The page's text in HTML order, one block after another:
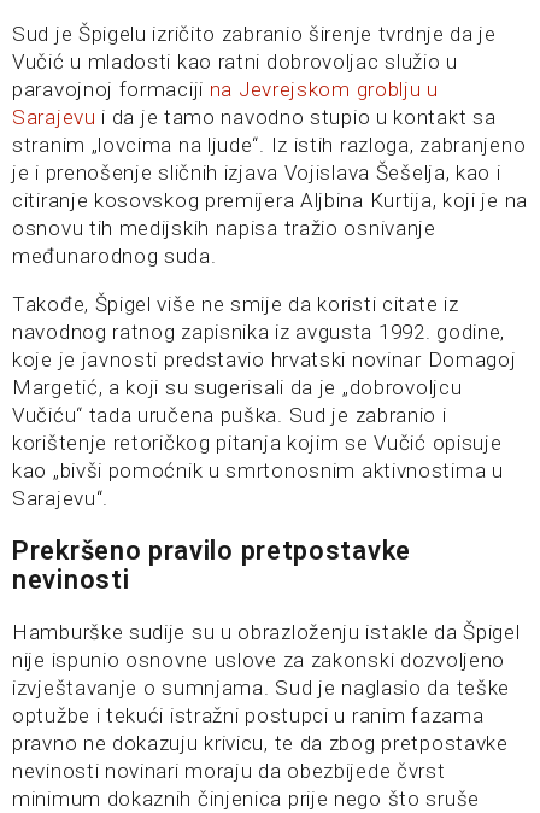
Sud je Špigelu izričito zabranio širenje tvrdnje da je
Vučić u mladosti kao ratni dobrovoljac služio u
paravojnoj formaciji na Jevrejskom groblju u
Sarajevu i da je tamo navodno stupio u kontakt sa
stranim „lovcima na ljude“. Iz istih razloga, zabranjeno
je i prenošenje sličnih izjava Vojislava Šešelja, kao i
citiranje kosovskog premijera Aljbina Kurtija, koji je na
osnovu tih medijskih napisa tražio osnivanje
međunarodnog suda.
Takođe, Špigel više ne smije da koristi citate iz
navodnog ratnog zapisnika iz avgusta 1992. godine,
koje je javnosti predstavio hrvatski novinar Domagoj
Margetić, a koji su sugerisali da je „dobrovoljcu
Vučiću“ tada uručena puška. Sud je zabranio i
korištenje retoričkog pitanja kojim se Vučić opisuje
kao „bivši pomoćnik u smrtonosnim aktivnostima u
Sarajevu“.
Prekršeno pravilo pretpostavke
nevinosti
Hamburške sudije su u obrazloženju istakle da Špigel
nije ispunio osnovne uslove za zakonski dozvoljeno
izvještavanje o sumnjama. Sud je naglasio da teške
optužbe i tekući istražni postupci u ranim fazama
pravno ne dokazuju krivicu, te da zbog pretpostavke
nevinosti novinari moraju da obezbijede čvrst
minimum dokaznih činjenica prije nego što sruše